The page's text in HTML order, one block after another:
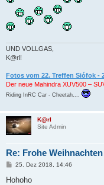
UND VOLLGAS,
K@rl!
Fotos vom 22. Treffen Siófok -
Der neue Mahindra XUV500 –
Riding InRC Car - Cheetah....
K@rl
Site Admin
Re: Frohe
B
i
25. Dez 2018, 14:46
Hohoho